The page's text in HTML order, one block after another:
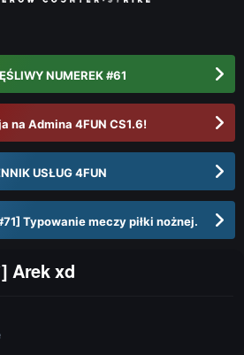
NUMEREK #61
na Admina 4FUN CS1.6!
USŁUG 4FUN
Typowanie meczy piłki nożnej.
Arek xd